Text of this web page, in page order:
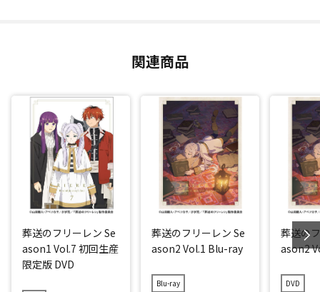
関連商品
葬送のフリーレン Se
ason1 Vol.7 初回生産
限定版 DVD
葬送のフリーレン Se
ason2 Vol.1 Blu-ray
Blu-ray
葬送の
ason2
DVD